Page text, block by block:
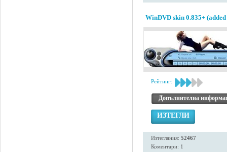
WinDVD skin 0.835+
Рейтинг:
Допълнителна
ИЗТЕГЛИ
Изтегляния: 52467
Коментари: 1